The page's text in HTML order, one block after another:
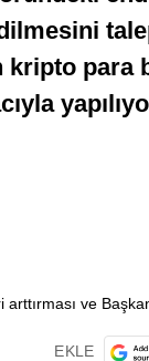
EKLE